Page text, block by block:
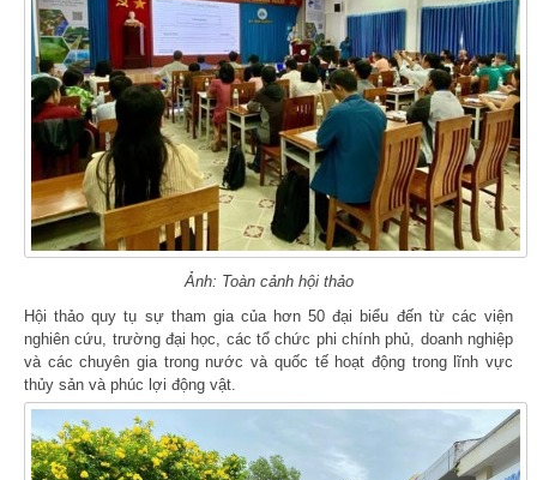
Ảnh: Toàn cảnh hội thảo
Hội thảo quy tụ sự tham gia của hơn 50 đại biểu đến từ các viện
nghiên cứu, trường đại học, các tổ chức phi chính phủ, doanh nghiệp
và các chuyên gia trong nước và quốc tế hoạt động trong lĩnh vực
thủy sản và phúc lợi động vật.